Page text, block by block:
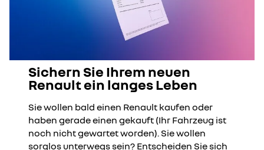
Sichern Sie Ihrem neuen
Renault ein langes Leben
Sie wollen bald einen Renault kaufen oder
haben gerade einen gekauft (Ihr Fahrzeug ist
noch nicht gewartet worden). Sie wollen
sorglos unterwegs sein? Entscheiden Sie sich